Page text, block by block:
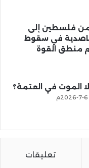
من فلسطين إلى
في سقوط
منطق القوة
الموت في العتمة؟
تعليقات